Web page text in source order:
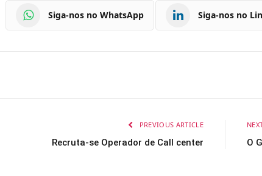
Siga-nos no WhatsApp Siga-nos no
PREVIOUS ARTICLE
Recruta-se Operador de Call center O